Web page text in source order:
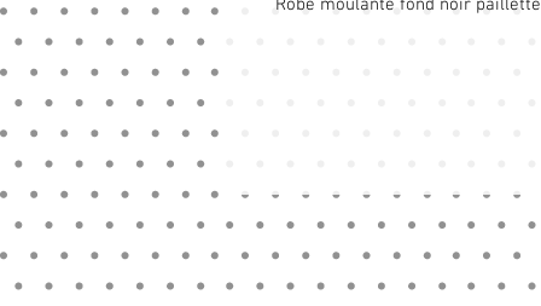
Robe moulante fond noir